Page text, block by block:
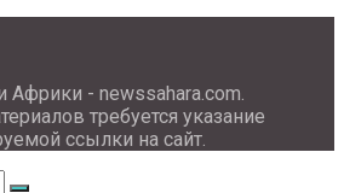
- newssahara.com.
требуется указание
ссылки на сайт.